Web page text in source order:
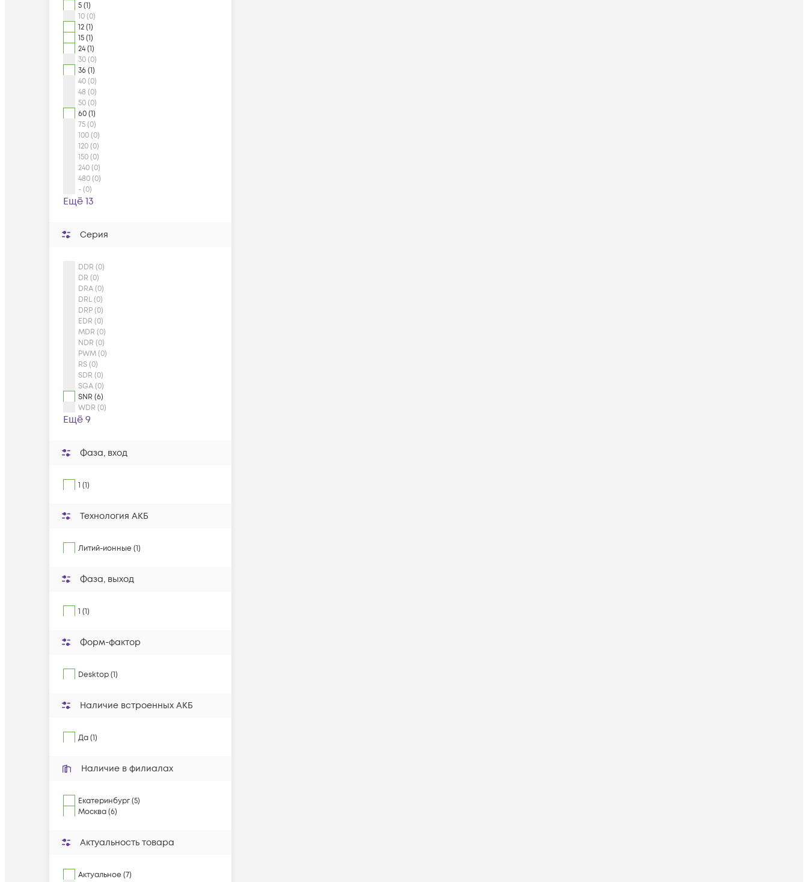
5 (1)
10 (0)
12 (1)
15 (1)
24 (1)
30 (0)
36 (1)
40 (0)
48 (0)
50 (0)
60 (1)
75 (0)
100 (0)
120 (0)
150 (0)
240 (0)
480 (0)
- (0)
Ещё 13
Серия
DDR (0)
DR (0)
DRA (0)
DRL (0)
DRP (0)
EDR (0)
MDR (0)
NDR (0)
PWM (0)
RS (0)
SDR (0)
SGA (0)
SNR (6)
WDR (0)
Ещё 9
Фаза, вход
1 (1)
Технология АКБ
Литий-ионные (1)
Фаза, выход
1 (1)
Форм-фактор
Desktop (1)
Наличие встроенных АКБ
Да (1)
Наличие в филиалах
Екатеринбург (5)
Москва (6)
Актуальность товара
Актуальное (7)